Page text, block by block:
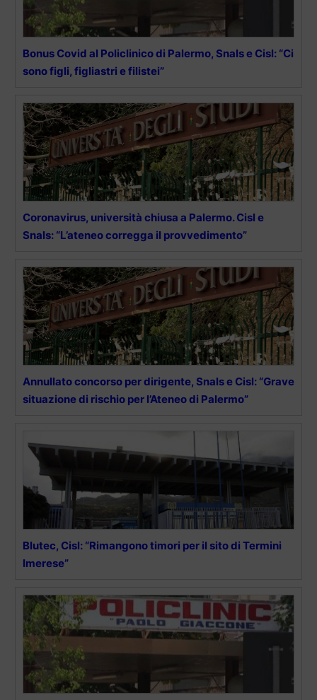
Bonus Covid al Policlinico di Palermo, Snals e Cisl: “Ci
sono figli, figliastri e filistei”
Coronavirus, università chiusa a Palermo. Cisl e
Snals: “L’ateneo corregga il provvedimento”
Annullato concorso per dirigente, Snals e Cisl: “Grave
situazione di rischio per l’Ateneo di Palermo”
Blutec, Cisl: “Rimangono timori per il sito di Termini
Imerese”